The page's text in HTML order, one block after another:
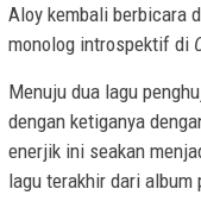
Aloy kembali berbicara
monolog introspektif di
Menuju dua lagu
dengan ketiganya
enerjik ini seakan
lagu terakhir dari album